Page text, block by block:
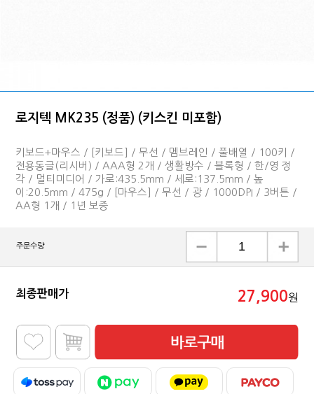
로지텍 MK235 (정품) (키스킨 미포함)
키보드+마우스 / [키보드] / 무선 / 멤브레인 / 풀배열 / 100키 /
전용동글(리시버) / AAA형 2개 / 생활방수 / 블록형 / 한/영 정
각 / 멀티미디어 / 가로:435.5mm / 세로:137.5mm / 높
이:20.5mm / 475g / [마우스] / 무선 / 광 / 1000DPI / 3버튼 /
AA형 1개 / 1년 보증
주문수량
최종판매가 27,900원